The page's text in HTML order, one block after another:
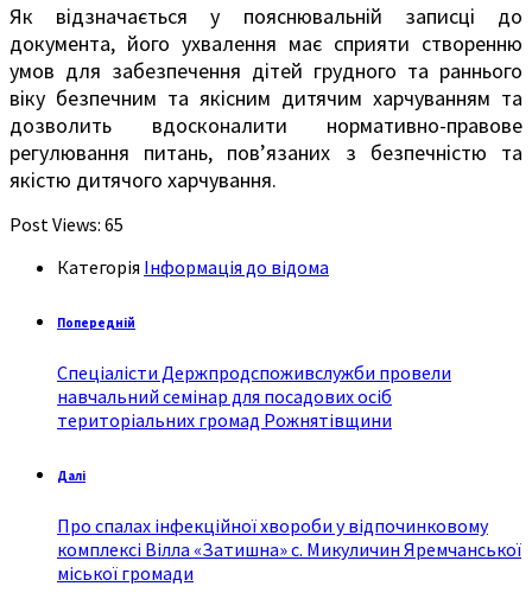
Як відзначається у пояснювальній записці до
документа, його ухвалення має сприяти створенню
умов для забезпечення дітей грудного та раннього
віку безпечним та якісним дитячим харчуванням та
дозволить вдосконалити нормативно-правове
регулювання питань, пов’язаних з безпечністю та
якістю дитячого харчування.
Post Views: 65
Категорія Інформація до відома
Попередній
Спеціалісти Держпродспоживслужби провели
навчальний семінар для посадових осіб
територіальних громад Рожнятівщини
Далі
Про спалах інфекційної хвороби у відпочинковому
комплексі Вілла «Затишна» с. Микуличин Яремчанської
міської громади